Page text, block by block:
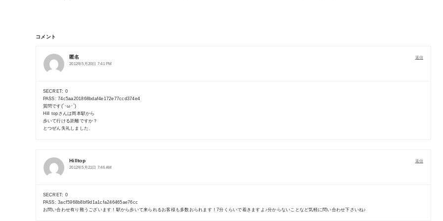
コメント
匿名
2012年5月20日 7:41 PM
返信
SECRET: 0
PASS: 74c5aa201868bdaf4e172e77ccd374e4
質問です(´･ω･`)
Hill topさんは岡本駅から
歩いて行ける距離ですか？
とつぜん失礼しました、
Hilltop
2012年5月21日 7:46 AM
返信
SECRET: 0
PASS: 3acf5968b8bf9d1a1cfa246465ae76cc
お問い合わせ有り難うございます！駅から歩いて来られるお客様も多数おられます！7分くらいで着きますよ♪分からないことなど気軽に問い合わせ下さいね♪